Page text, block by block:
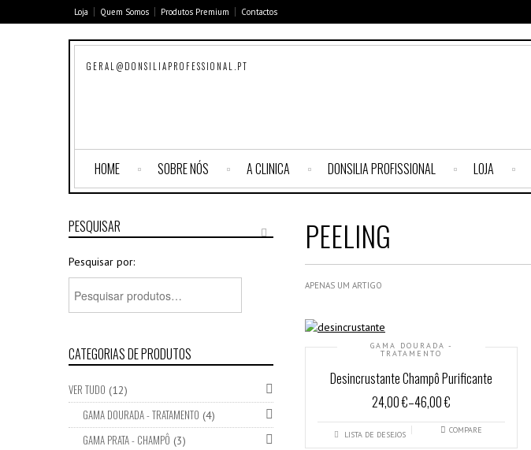
Loja Quem Somos Produtos Premium Contactos
GERAL@DONSILIAPROFESSIONAL.PT
HOME SOBRE NÓS A CLINICA DONSILIA PROFISSIONAL LOJA
PEELING
APENAS UM ARTIGO
GAMA DOURADA -
TRATAMENTO
Desincrustante Champô Purificante
24,00 €–46,00 €
LISTA DE DESEJOS COMPARE
PESQUISAR
Pesquisar por:
CATEGORIAS DE PRODUTOS
VER TUDO (12)
GAMA DOURADA - TRATAMENTO (4)
GAMA PRATA - CHAMPÔ (3)